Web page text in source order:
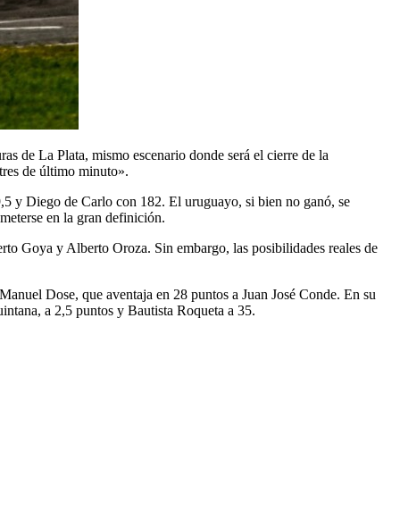
de La Plata, mismo escenario donde será el cierre de la
de último minuto».
y Diego de Carlo con 182. El uruguayo, si bien no ganó, se
en la gran definición.
Goya y Alberto Oroza. Sin embargo, las posibilidades reales de
Dose, que aventaja en 28 puntos a Juan José Conde. En su
a 2,5 puntos y Bautista Roqueta a 35.